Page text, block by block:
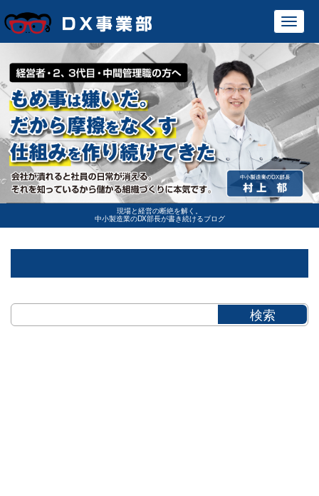
現場と経営の断絶を解く。
中小製造業のDX部長が書き続けるブログ